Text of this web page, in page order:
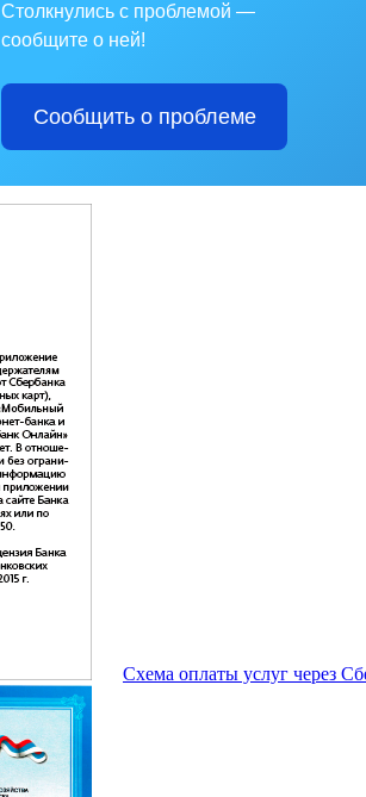
Столкнулись с проблемой —
сообщите о ней!
Сообщить о проблеме
Схема оплаты услуг через